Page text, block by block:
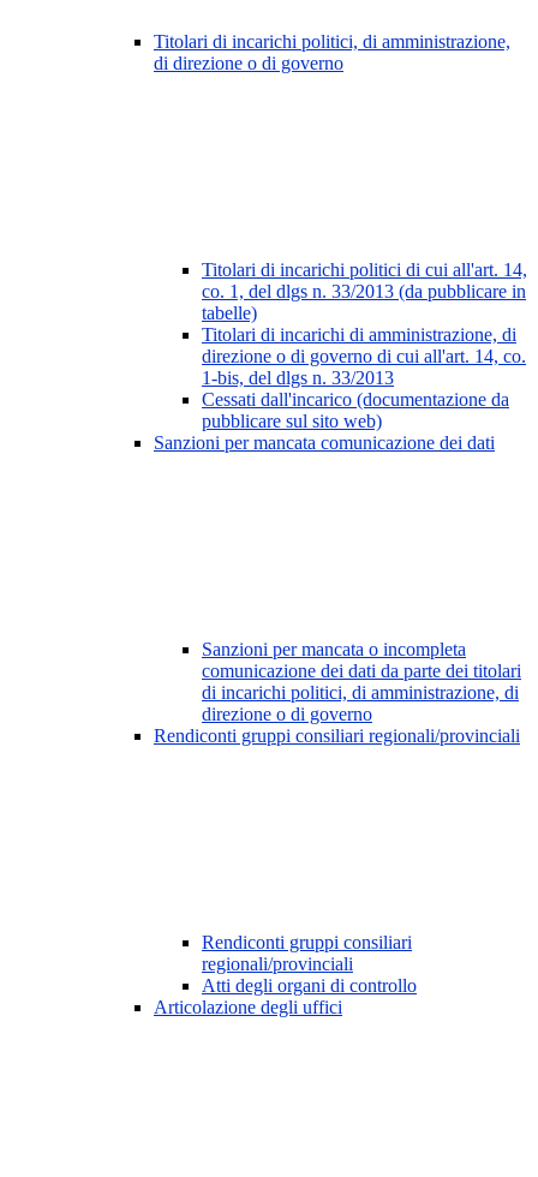
Titolari di incarichi politici, di amministrazione,
di direzione o di governo
Titolari di incarichi politici di cui all'art. 14,
co. 1, del dlgs n. 33/2013 (da pubblicare in
tabelle)
Titolari di incarichi di amministrazione, di
direzione o di governo di cui all'art. 14, co.
1-bis, del dlgs n. 33/2013
Cessati dall'incarico (documentazione da
pubblicare sul sito web)
Sanzioni per mancata comunicazione dei dati
Sanzioni per mancata o incompleta
comunicazione dei dati da parte dei titolari
di incarichi politici, di amministrazione, di
direzione o di governo
Rendiconti gruppi consiliari regionali/provinciali
Rendiconti gruppi consiliari
regionali/provinciali
Atti degli organi di controllo
Articolazione degli uffici